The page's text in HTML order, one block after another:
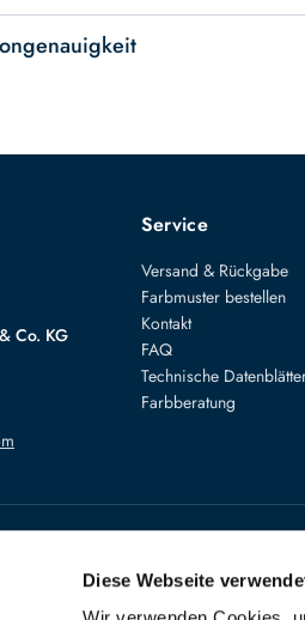
Diese Webseite
Co. KG
Service
Versand & Rückgabe
Farbmuster bestellen
Kontakt
FAQ
Technische
Farbberatung